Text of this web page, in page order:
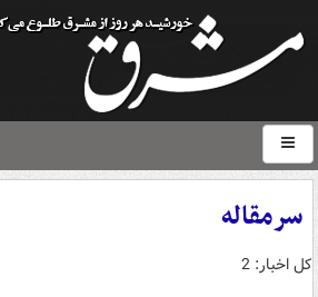
سرمقاله
کل اخبار: 2